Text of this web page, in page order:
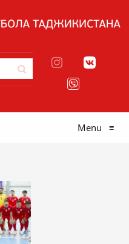
Menu ≡